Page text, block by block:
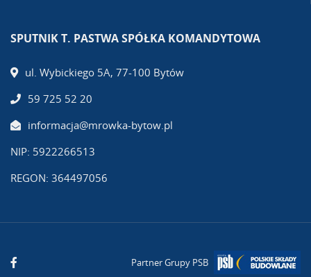
SPUTNIK T. PASTWA SPÓŁKA KOMANDYTOWA
ul. Wybickiego 5A, 77-100 Bytów
59 725 52 20
informacja@mrowka-bytow.pl
NIP: 5922266513
REGON: 364497056
Partner Grupy PSB